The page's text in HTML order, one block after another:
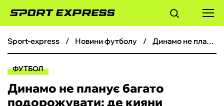
ФУТБОЛ
sport-express новини футболу Динамо не планує багато подорожувати: де кияни планують грати свої матчі в єврокубках
ФУТБОЛ
Динамо не планує багато
подорожувати: де кияни